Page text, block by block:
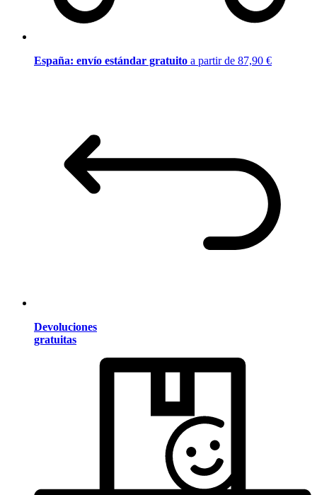
España: envío estándar gratuito a partir de 87,90 €
Devoluciones
gratuitas